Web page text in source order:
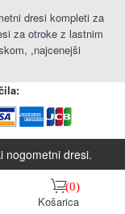
󰃦(0)
Košarica
dresi kompleti za
za otroke z lastnim
,najcenejši
nogometni dresi.